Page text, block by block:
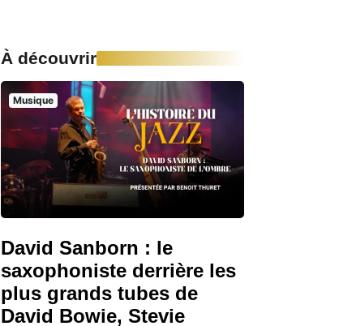
À découvrir
Musique
David Sanborn : le
saxophoniste derrière les
plus grands tubes de
David Bowie, Stevie